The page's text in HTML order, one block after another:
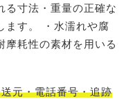
る寸法・重量の正確な
ます。 ・水濡れや腐
摩耗性の素材を用いる
元・電話番号・追跡